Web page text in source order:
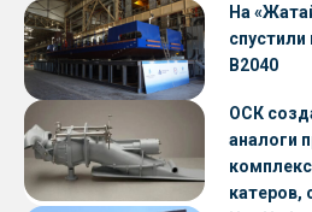
На
спустили
В2040
ОСК
аналоги
катеров,